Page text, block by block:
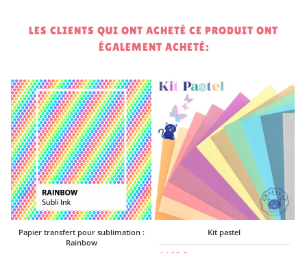
LES CLIENTS QUI ONT ACHETÉ CE PRODUIT ONT
ÉGALEMENT ACHETÉ:
Papier transfert pour sublimation :
Rainbow
Kit pastel